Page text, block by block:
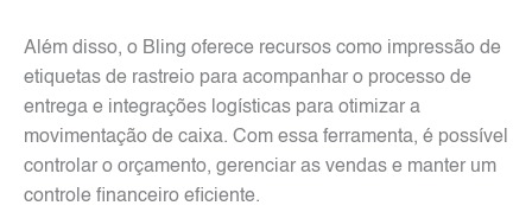
Além disso, o Bling oferece recursos como impressão de
etiquetas de rastreio para acompanhar o processo de
entrega e integrações logísticas para otimizar a
movimentação de caixa. Com essa ferramenta, é possível
controlar o orçamento, gerenciar as vendas e manter um
controle financeiro eficiente.